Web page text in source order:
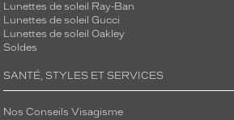
Lunettes de soleil Ray-Ban
Lunettes de soleil Gucci
Lunettes de soleil Oakley
Soldes
SANTÉ, STYLES ET SERVICES
Nos Conseils Visagisme